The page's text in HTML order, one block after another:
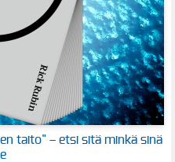
taito" – etsi sitä minkä sinä